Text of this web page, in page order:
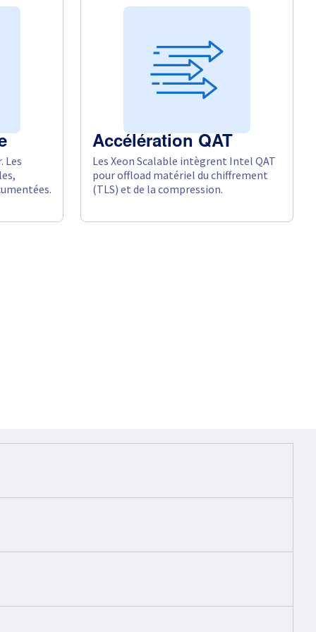
Les
Accélération QAT
Les Xeon Scalable intègrent Intel QAT
pour offload matériel du chiffrement
(TLS) et de la compression.